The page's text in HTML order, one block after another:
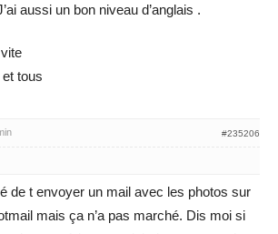
aussi un bon niveau d’anglais .
tous
#235206
de t envoyer un mail avec les photos sur
mais ça n’a pas marché. Dis moi si